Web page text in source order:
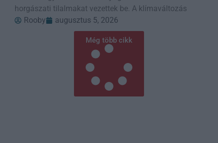
horgászati tilalmakat vezettek be. A klímaváltozás
Rooby
augusztus 5, 2026
Még több cikk